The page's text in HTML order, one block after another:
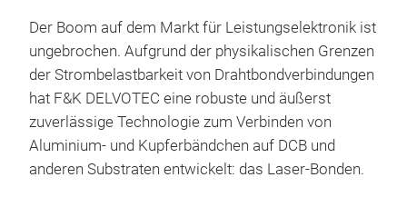
Der Boom auf dem Markt für Leistungselektronik ist
ungebrochen. Aufgrund der physikalischen Grenzen
der Strombelastbarkeit von Drahtbondverbindungen
hat F&K DELVOTEC eine robuste und äußerst
zuverlässige Technologie zum Verbinden von
Aluminium- und Kupferbändchen auf DCB und
anderen Substraten entwickelt: das Laser-Bonden.